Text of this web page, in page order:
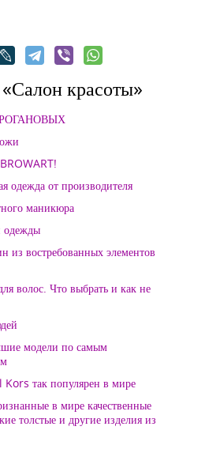
красоты»
одежда от производителя
маникюра
одежды
из востребованных элементов
волос. Что выбрать и как не
модели по самым
так популярен в мире
в мире качественные
толстые и другие изделия из